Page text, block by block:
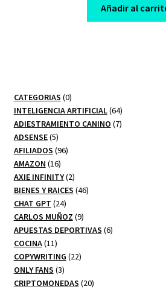
was:
$
Añadir al
CATEGORIAS 00
productos
INTELIGENCIA ARTIFICIAL 6464
productos
ADIESTRAMIENTO CANINO 77
ADSENSE 55
productos
AFILIADOS 9696
AMAZON 1616
productos
AXIE INFINITY 22
productos
BIENES Y RAICES 4646
CHAT GPT 2424
productos
CARLOS MUÑOZ 99
productos
APUESTAS DEPORTIVAS 66
COCINA 1111
productos
COPYWRITING 2222
ONLY FANS 33
productos
CRIPTOMONEDAS 2020